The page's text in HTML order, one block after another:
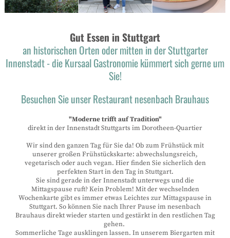
Gut Essen in Stuttgart
an historischen Orten oder mitten in der Stuttgarter
Innenstadt - die Kursaal Gastronomie kümmert sich gerne um
Sie!
Besuchen Sie unser Restaurant nesenbach Brauhaus
"Moderne trifft auf Tradition"
direkt in der Innenstadt Stuttgarts im Dorotheen-Quartier
Wir sind den ganzen Tag für Sie da! Ob zum Frühstück mit
unserer großen Frühstückskarte: abwechslungsreich,
vegetarisch oder auch vegan. Hier finden Sie sicherlich den
perfekten Start in den Tag in Stuttgart.
Sie sind gerade in der Innenstadt unterwegs und die
Mittagspause ruft? Kein Problem! Mit der wechselnden
Wochenkarte gibt es immer etwas Leichtes zur Mittagspause in
Stuttgart. So können Sie nach Ihrer Pause im nesenbach
Brauhaus direkt wieder starten und gestärkt in den restlichen Tag
gehen.
Sommerliche Tage ausklingen lassen. In unserem Biergarten mit